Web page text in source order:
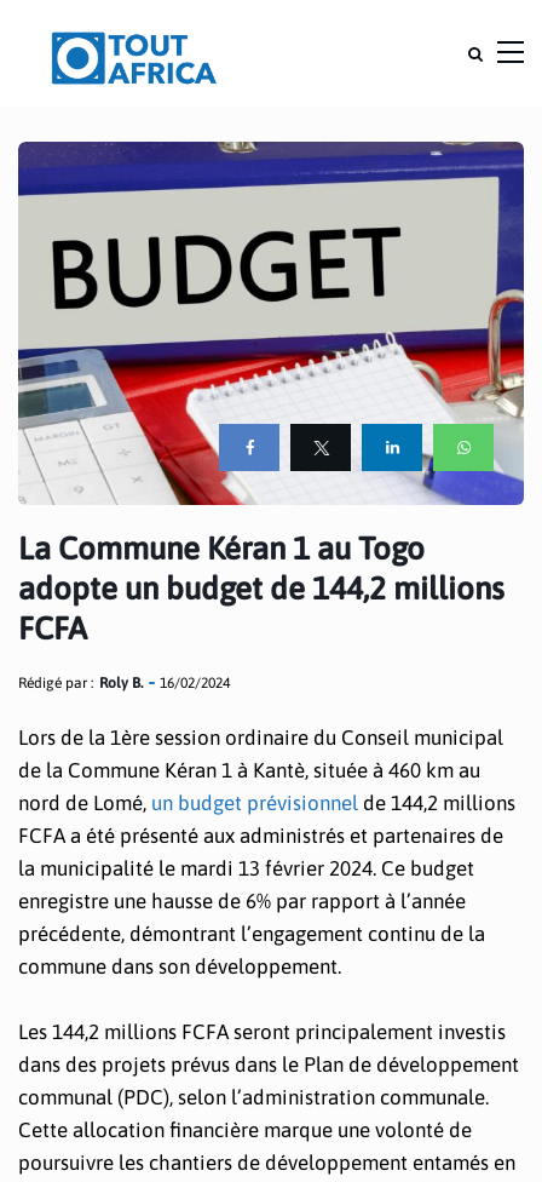
La Commune Kéran 1 au Togo
adopte un budget de 144,2 millions
FCFA
Rédigé par : Roly B. 16/02/2024
Lors de la 1ère session ordinaire du Conseil municipal
de la Commune Kéran 1 à Kantè, située à 460 km au
nord de Lomé, un budget prévisionnel de 144,2 millions
FCFA a été présenté aux administrés et partenaires de
la municipalité le mardi 13 février 2024. Ce budget
enregistre une hausse de 6% par rapport à l’année
précédente, démontrant l’engagement continu de la
commune dans son développement.
Les 144,2 millions FCFA seront principalement investis
dans des projets prévus dans le Plan de développement
communal (PDC), selon l’administration communale.
Cette allocation financière marque une volonté de
poursuivre les chantiers de développement entamés en